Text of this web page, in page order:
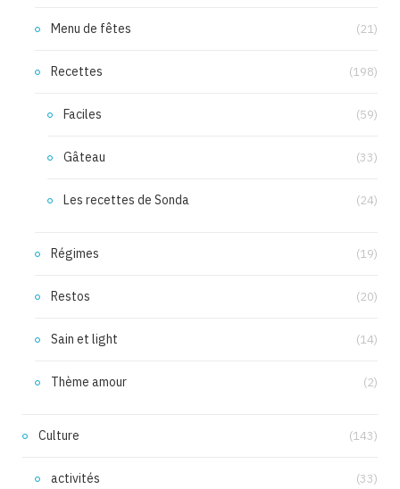
Menu de fêtes (21)
Recettes (198)
Faciles (59)
Gâteau (33)
Les recettes de Sonda (24)
Régimes (19)
Restos (20)
Sain et light (14)
Thème amour (2)
Culture (143)
activités (33)